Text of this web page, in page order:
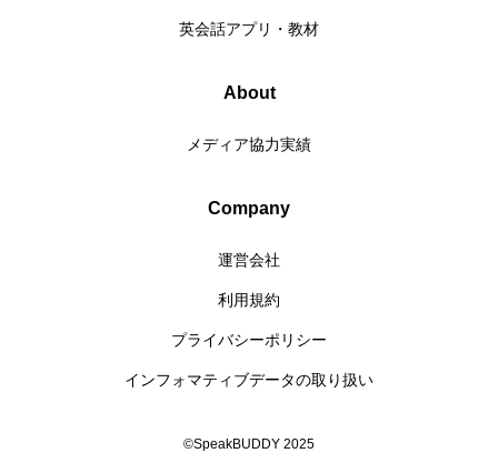
英会話アプリ・教材
About
メディア協力実績
Company
運営会社
利用規約
プライバシーポリシー
インフォマティブデータの取り扱い
©SpeakBUDDY 2025